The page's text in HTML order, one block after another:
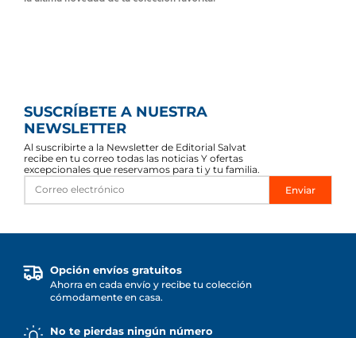
SUSCRÍBETE A NUESTRA
NEWSLETTER
Al suscribirte a la Newsletter de Editorial Salvat
recibe en tu correo todas las noticias Y ofertas
excepcionales que reservamos para ti y tu familia.
Enviar
Opción envíos gratuitos
Ahorra en cada envío y recibe tu colección
cómodamente en casa.
No te pierdas ningún número